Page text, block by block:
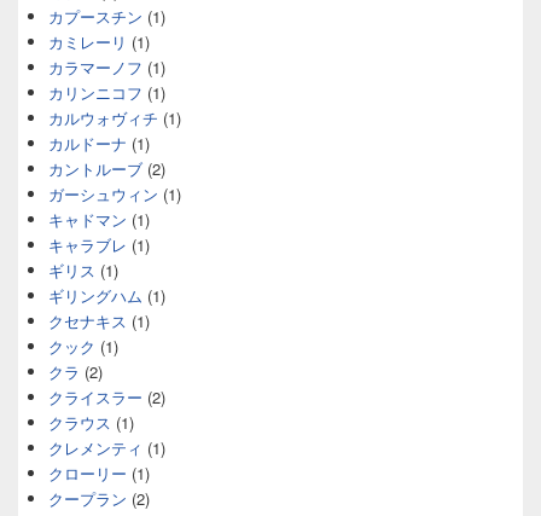
カプースチン (1)
カミレーリ (1)
カラマーノフ (1)
カリンニコフ (1)
カルウォヴィチ (1)
カルドーナ (1)
カントルーブ (2)
ガーシュウィン (1)
キャドマン (1)
キャラブレ (1)
ギリス (1)
ギリングハム (1)
クセナキス (1)
クック (1)
クラ (2)
クライスラー (2)
クラウス (1)
クレメンティ (1)
クローリー (1)
クープラン (2)